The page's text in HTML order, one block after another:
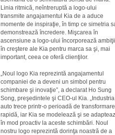
Linia ritmică, neîntreruptă a logo-ului
transmite angajamentul Kia de a aduce
momente de inspiraţie, în timp ce simetria
demonstrează încredere. Mişcarea în
ascensiune a logo-ului încorporează
în creştere ale Kia pentru marca sa şi, mai
important, ceea ce oferă clienţilor.
„Noul logo Kia reprezintă angajamentul
companiei de a deveni un simbol pentru
schimbare şi inovaţie”, a declarat Ho Sung
Song, preşedintele şi CEO-ul Kia. „Industria
auto trece printr-o perioadă de transformare
rapidă, iar Kia se modelează şi se
în mod proactiv la aceste schimbări. Noul
nostru logo reprezintă dorinţa noastră de a